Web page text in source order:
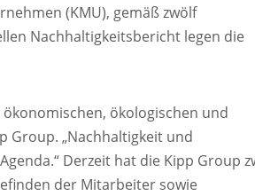
(KMU), gemäß zwölf
Nachhaltigkeitsbericht legen die
ökologischen und
Group. „Nachhaltigkeit und
Derzeit hat die Kipp Group
der Mitarbeiter sowie